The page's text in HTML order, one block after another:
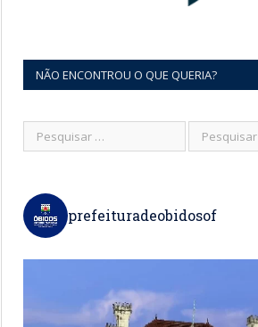
NÃO ENCONTROU O QUE QUERIA?
prefeituradeobidosof